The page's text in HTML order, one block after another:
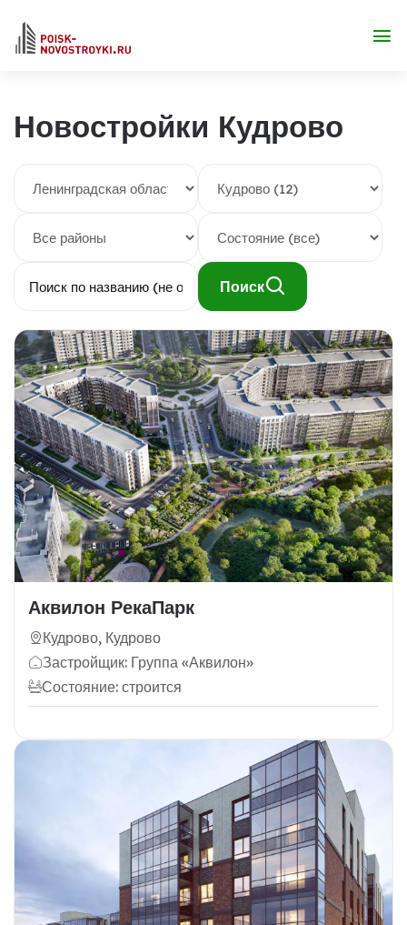
Новостройки Кудрово
Поиск
Аквилон РекаПарк
Кудрово, Кудрово
Застройщик: Группа «Аквилон»
Состояние: строится